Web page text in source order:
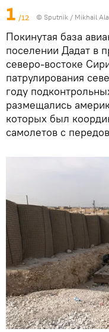
1 /12 © Sputnik / Mikhail
Покинутая база
поселении Дадат в
северо-востоке
патрулирования
году
размещались
которых был
самолетов с